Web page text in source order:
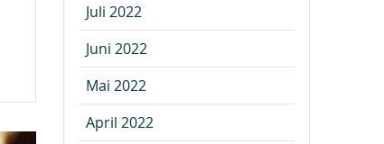
Juli 2022
Juni 2022
Mai 2022
April 2022